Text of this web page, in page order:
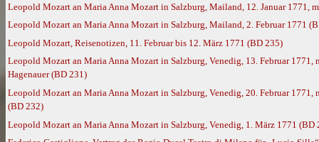
Leopold Mozart an Maria Anna Mozart in Salzburg, Mailand, 12. Januar 1771,
Leopold Mozart an Maria Anna Mozart in Salzburg, Mailand, 2. Februar 1771
Leopold Mozart, Reisenotizen, 11. Februar bis 12. März 1771 (BD 235)
Leopold Mozart an Maria Anna Mozart in Salzburg, Venedig, 13. Februar
Hagenauer (BD 231)
Leopold Mozart an Maria Anna Mozart in Salzburg, Venedig, 20. Februar
(BD 232)
Leopold Mozart an Maria Anna Mozart in Salzburg, Venedig, 1. März 1771 (BD